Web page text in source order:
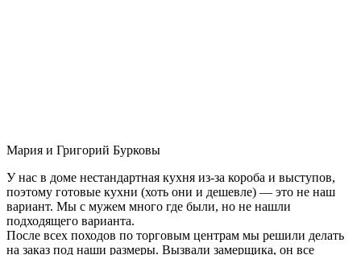
Мария и Григорий Бурковы
У нас в доме нестандартная кухня из-за короба и выступов,
поэтому готовые кухни (хоть они и дешевле) — это не наш
вариант. Мы с мужем много где были, но не нашли
подходящего варианта.
После всех походов по торговым центрам мы решили делать
на заказ под наши размеры. Вызвали замерщика, он все